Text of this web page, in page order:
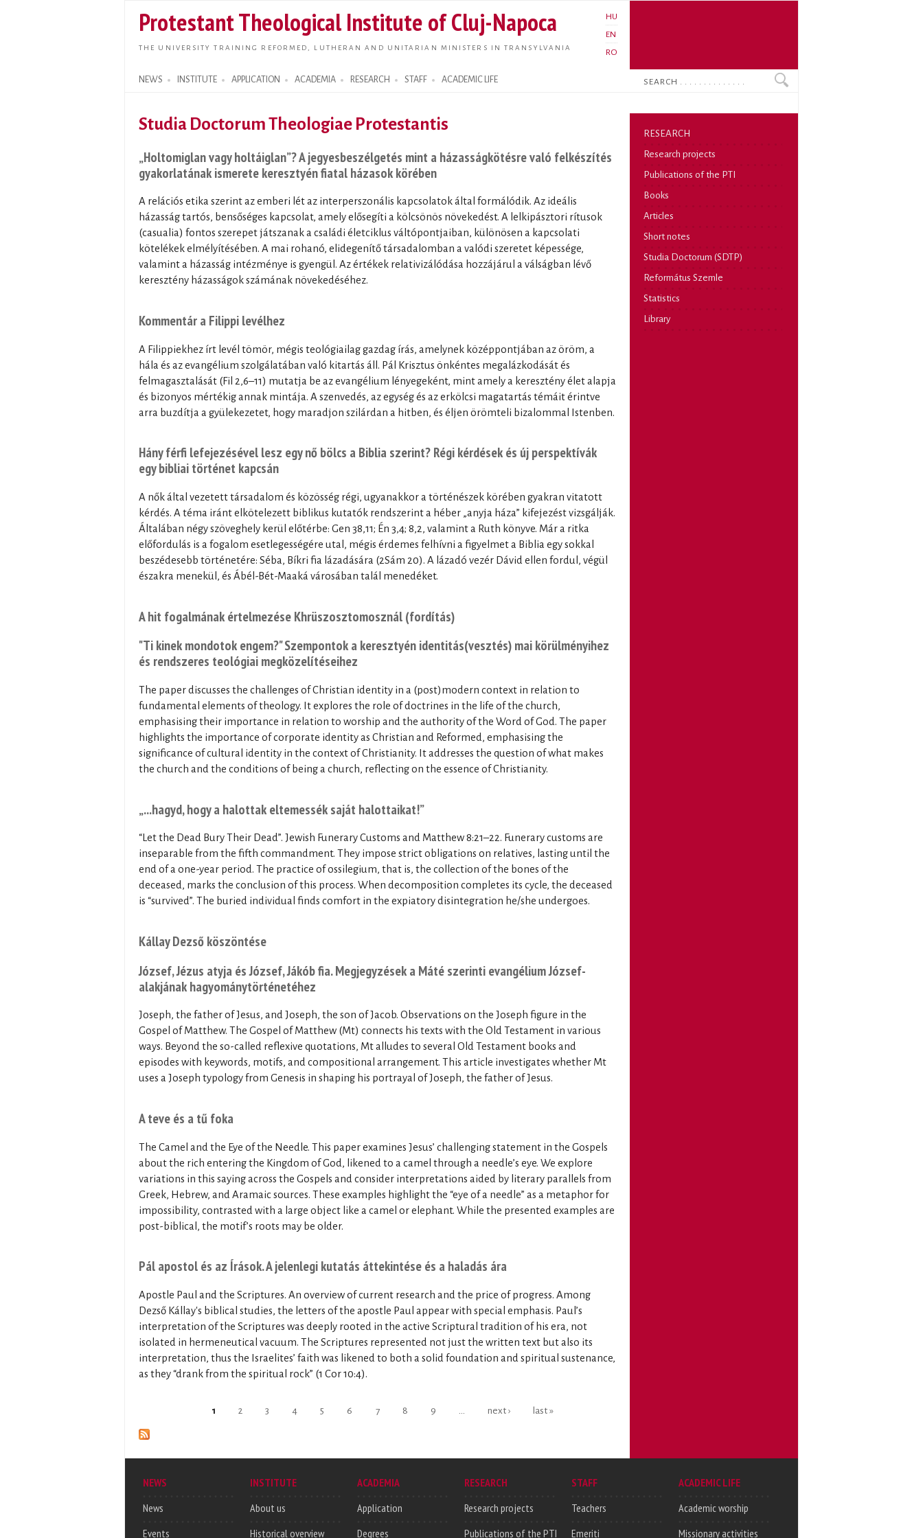
main
content
Protestant Theological Institute of Cluj-Napoca
THE UNIVERSITY TRAINING REFORMED, LUTHERAN AND UNITARIAN MINISTERS IN TRANSYLVANIA
HU
EN
RO
NEWS INSTITUTE APPLICATION ACADEMIA RESEARCH STAFF ACADEMIC LIFE
Search form
Search
Studia Doctorum Theologiae Protestantis
„Holtomiglan vagy holtáiglan”? A jegyesbeszélgetés mint a házasságkötésre való felkészítés
gyakorlatának ismerete keresztyén fiatal házasok körében
A relációs etika szerint az emberi lét az interperszonális kapcsolatok által formálódik. Az ideális
házasság tartós, bensőséges kapcsolat, amely elősegíti a kölcsönös növekedést. A lelkipásztori rítusok
(casualia) fontos szerepet játszanak a családi életciklus váltópontjaiban, különösen a kapcsolati
kötelékek elmélyítésében. A mai rohanó, elidegenítő társadalomban a valódi szeretet képessége,
valamint a házasság intézménye is gyengül. Az értékek relativizálódása hozzájárul a válságban lévő
keresztény házasságok számának növekedéséhez.
Kommentár a Filippi levélhez
A Filippiekhez írt levél tömör, mégis teológiailag gazdag írás, amelynek középpontjában az öröm, a
hála és az evangélium szolgálatában való kitartás áll. Pál Krisztus önkéntes megalázkodását és
felmagasztalását (Fil 2,6–11) mutatja be az evangélium lényegeként, mint amely a keresztény élet alapja
és bizonyos mértékig annak mintája. A szenvedés, az egység és az erkölcsi magatartás témáit érintve
arra buzdítja a gyülekezetet, hogy maradjon szilárdan a hitben, és éljen örömteli bizalommal Istenben.
Hány férfi lefejezésével lesz egy nő bölcs a Biblia szerint? Régi kérdések és új perspektívák
egy bibliai történet kapcsán
A nők által vezetett társadalom és közösség régi, ugyanakkor a történészek körében gyakran vitatott
kérdés. A téma iránt elkötelezett biblikus kutatók rendszerint a héber „anyja háza” kifejezést vizsgálják.
Általában négy szöveghely kerül előtérbe: Gen 38,11; Én 3,4; 8,2, valamint a Ruth könyve. Már a ritka
előfordulás is a fogalom esetlegességére utal, mégis érdemes felhívni a figyelmet a Biblia egy sokkal
beszédesebb történetére: Séba, Bíkri fia lázadására (2Sám 20). A lázadó vezér Dávid ellen fordul, végül
északra menekül, és Ábél-Bét-Maaká városában talál menedéket.
A hit fogalmának értelmezése Khrüszosztomosznál (fordítás)
"Ti kinek mondotok engem?" Szempontok a keresztyén identitás(vesztés) mai körülményihez
és rendszeres teológiai megközelítéseihez
The paper discusses the challenges of Christian identity in a (post)modern context in relation to
fundamental elements of theology. It explores the role of doctrines in the life of the church,
emphasising their importance in relation to worship and the authority of the Word of God. The paper
highlights the importance of corporate identity as Christian and Reformed, emphasising the
significance of cultural identity in the context of Christianity. It addresses the question of what makes
the church and the conditions of being a church, reflecting on the essence of Christianity.
„...hagyd, hogy a halottak eltemessék saját halottaikat!”
“Let the Dead Bury Their Dead”. Jewish Funerary Customs and Matthew 8:21–22. Funerary customs are
inseparable from the fifth commandment. They impose strict obligations on relatives, lasting until the
end of a one-year period. The practice of ossilegium, that is, the collection of the bones of the
deceased, marks the conclusion of this process. When decomposition completes its cycle, the deceased
is “survived”. The buried individual finds comfort in the expiatory disintegration he/she undergoes.
Kállay Dezső köszöntése
József, Jézus atyja és József, Jákób fia. Megjegyzések a Máté szerinti evangélium József-
alakjának hagyománytörténetéhez
Joseph, the father of Jesus, and Joseph, the son of Jacob. Observations on the Joseph figure in the
Gospel of Matthew. The Gospel of Matthew (Mt) connects his texts with the Old Testament in various
ways. Beyond the so-called reflexive quotations, Mt alludes to several Old Testament books and
episodes with keywords, motifs, and compositional arrangement. This article investigates whether Mt
uses a Joseph typology from Genesis in shaping his portrayal of Joseph, the father of Jesus.
A teve és a tű foka
The Camel and the Eye of the Needle. This paper examines Jesus’ challenging statement in the Gospels
about the rich entering the Kingdom of God, likened to a camel through a needle’s eye. We explore
variations in this saying across the Gospels and consider interpretations aided by literary parallels from
Greek, Hebrew, and Aramaic sources. These examples highlight the “eye of a needle” as a metaphor for
impossibility, contrasted with a large object like a camel or elephant. While the presented examples are
post-biblical, the motif’s roots may be older.
Pál apostol és az Írások. A jelenlegi kutatás áttekintése és a haladás ára
Apostle Paul and the Scriptures. An overview of current research and the price of progress. Among
Dezső Kállay's biblical studies, the letters of the apostle Paul appear with special emphasis. Paul’s
interpretation of the Scriptures was deeply rooted in the active Scriptural tradition of his era, not
isolated in hermeneutical vacuum. The Scriptures represented not just the written text but also its
interpretation, thus the Israelites’ faith was likened to both a solid foundation and spiritual sustenance,
as they “drank from the spiritual rock” (1 Cor 10:4).
1 2 3 4 5 6 7 8 9 next › last »
RESEARCH
Research projects
Publications of the PTI
Books
Articles
Short notes
Studia Doctorum (SDTP)
Református Szemle
Statistics
Library
NEWS
News
Events
INSTITUTE
About us
Historical overview
ACADEMIA
Application
Degrees
RESEARCH
Research projects
Publications of the PTI
STAFF
Teachers
Emeriti
ACADEMIC LIFE
Academic worship
Missionary activities